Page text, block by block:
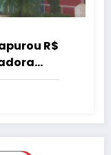
R$
9,5